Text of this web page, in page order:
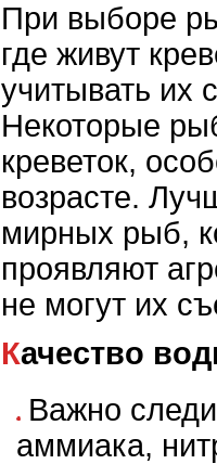
При выборе
где живут
учитывать их
Некоторые
креветок,
возрасте.
мирных рыб,
проявляют
не могут их
Качество
Важно
аммиака,